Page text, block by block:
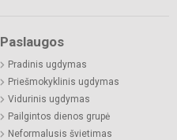
Paslaugos
Pradinis ugdymas
Priešmokyklinis ugdymas
Vidurinis ugdymas
Pailgintos dienos grupė
Neformalusis švietimas